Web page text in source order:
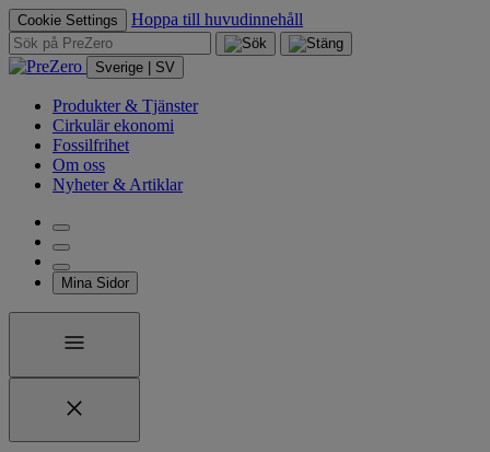
Cookie Settings Hoppa till huvudinnehåll
Sverige | SV
Produkter & Tjänster
Cirkulär ekonomi
Fossilfrihet
Om oss
Nyheter & Artiklar
Mina Sidor